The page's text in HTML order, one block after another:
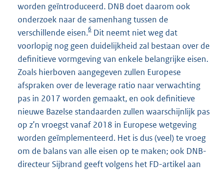
worden geïntroduceerd. DNB doet daarom ook
onderzoek naar de samenhang tussen de
verschillende eisen.6 Dit neemt niet weg dat
voorlopig nog geen duidelijkheid zal bestaan over de
definitieve vormgeving van enkele belangrijke eisen.
Zoals hierboven aangegeven zullen Europese
afspraken over de leverage ratio naar verwachting
pas in 2017 worden gemaakt, en ook definitieve
nieuwe Bazelse standaarden zullen waarschijnlijk pas
op z’n vroegst vanaf 2018 in Europese wetgeving
worden geïmplementeerd. Het is dus (veel) te vroeg
om de balans van alle eisen op te maken; ook DNB-
directeur Sijbrand geeft volgens het FD-artikel aan